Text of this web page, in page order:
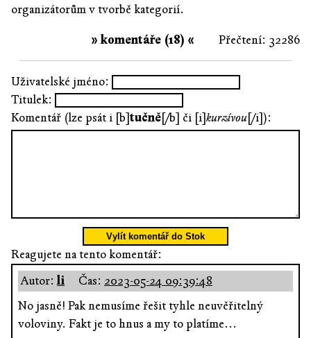
organizátorům v tvorbě kategorií.
Přečtení: 32286
» komentáře (18) «
Uživatelské jméno:
Titulek:
Komentář (lze psát i [b]tučně[/b] či [i]kurzívou[/i]):
Vylít komentář do Stok
Reagujete na tento komentář:
Autor:li Čas: 2023-05-24 09:39:48
No jasně! Pak nemusíme řešit tyhle neuvěřitelný
voloviny. Fakt je to hnus a my to platíme...